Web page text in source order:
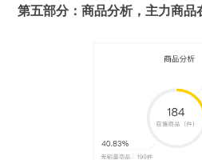
第五部分：商品分析，主力商品